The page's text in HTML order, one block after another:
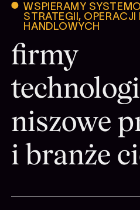
WSPIERAMY
STRATEGII, OPERACJI
HANDLOWYCH
firmy
niszowe
i branże